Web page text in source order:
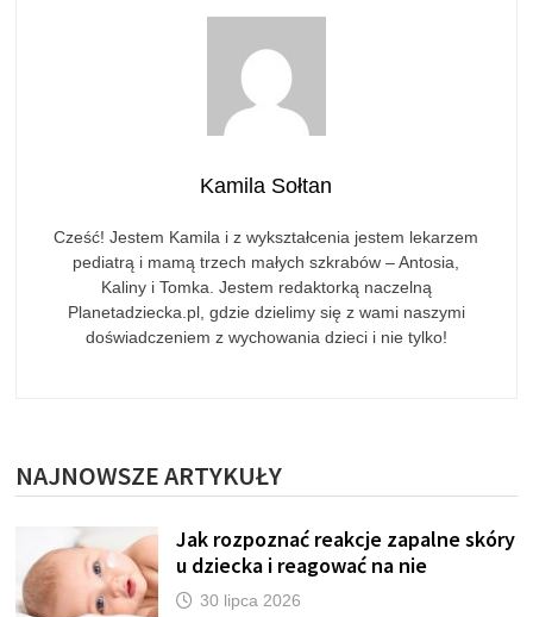
Kamila Sołtan
Cześć! Jestem Kamila i z wykształcenia jestem lekarzem
pediatrą i mamą trzech małych szkrabów – Antosia,
Kaliny i Tomka. Jestem redaktorką naczelną
Planetadziecka.pl, gdzie dzielimy się z wami naszymi
doświadczeniem z wychowania dzieci i nie tylko!
NAJNOWSZE ARTYKUŁY
Jak rozpoznać reakcje zapalne skóry
u dziecka i reagować na nie
30 lipca 2026